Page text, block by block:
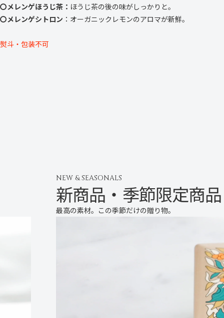
〇メレンゲほうじ茶 ： ほうじ茶の後の味がしっかりと。
〇メレンゲシトロン ：オーガニックレモンのアロマが新鮮。
熨斗・包装不可
NEW & SEASONALS
新商品・季節限定商品
最高の素材。この季節だけの贈り物。